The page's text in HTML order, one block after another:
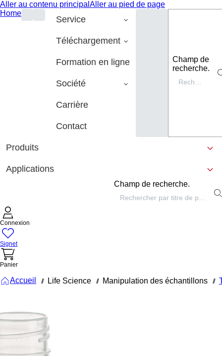
Aller au contenu principal Aller au pied de page
Home
Service
Téléchargement
Formation en ligne
Société
Carrière
Contact
Champ de
recherche.
Produits
Applications
Champ de recherche.
Connexion
Signet
Panier
Accueil /// Life Science /// Manipulation des échantillons ///